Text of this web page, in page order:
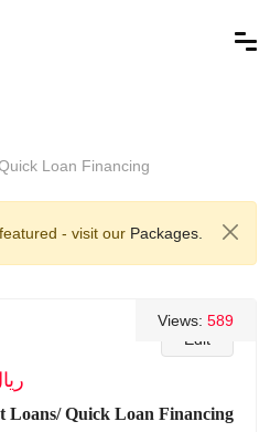
Loan Financing
- visit our Packages.
Edit
Views: 589
Loans/ Quick Loan Financing